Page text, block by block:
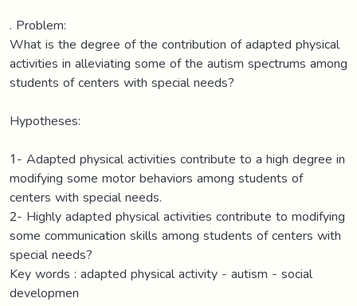
. Problem:
What is the degree of the contribution of adapted physical
activities in alleviating some of the autism spectrums among
students of centers with special needs?
Hypotheses:
1- Adapted physical activities contribute to a high degree in
modifying some motor behaviors among students of
centers with special needs.
2- Highly adapted physical activities contribute to modifying
some communication skills among students of centers with
special needs?
Key words : adapted physical activity - autism - social
developmen